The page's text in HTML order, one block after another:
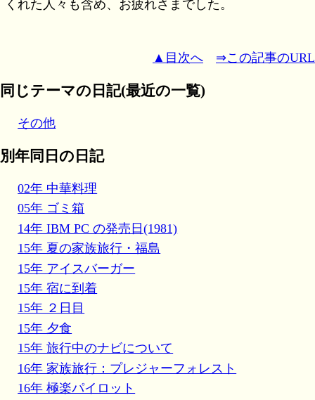
くれた人々も含め、お疲れさまでした。
▲目次へ ⇒この記事のURL
同じテーマの日記(最近の一覧)
その他
別年同日の日記
02年 中華料理
05年 ゴミ箱
14年 IBM PC の発売日(1981)
15年 夏の家族旅行・福島
15年 アイスバーガー
15年 宿に到着
15年 ２日目
15年 夕食
15年 旅行中のナビについて
16年 家族旅行：プレジャーフォレスト
16年 極楽パイロット